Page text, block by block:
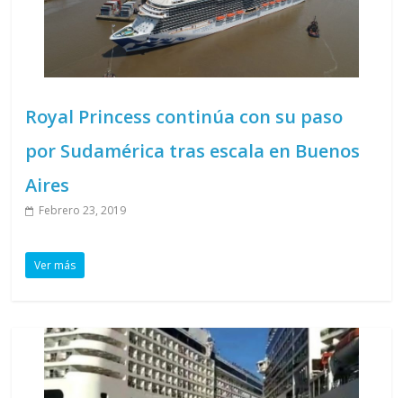
Royal Princess continúa con su paso
por Sudamérica tras escala en Buenos
Aires
Febrero 23, 2019
Ver más